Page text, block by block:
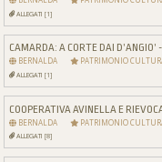
ALLEGATI [1]
CAMARDA: A CORTE DAI
BERNALDA PATRIMONIO
ALLEGATI [1]
COOPERATIVA AVINELLA E
BERNALDA PATRIMONIO
ALLEGATI [8]